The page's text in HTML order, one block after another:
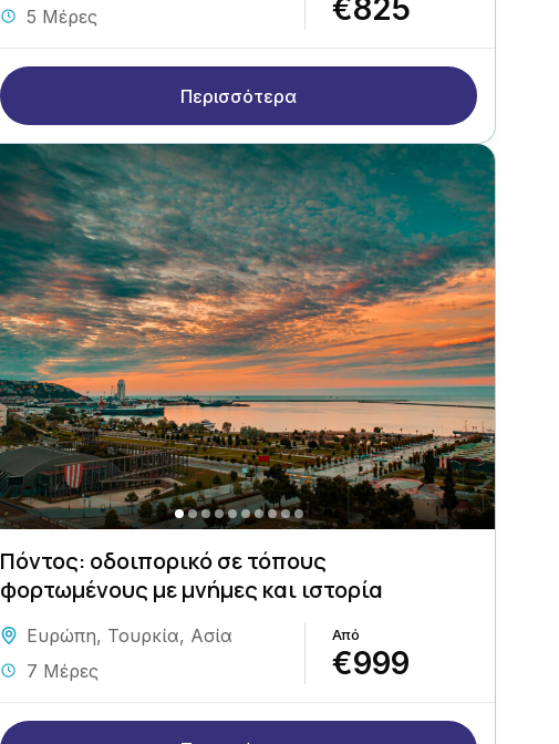
5 Μέρες
€825
Περισσότερα
Πόντος: οδοιπορικό σε τόπους
φορτωμένους με μνήμες και ιστορία
Ευρώπη, Τουρκία, Ασία
7 Μέρες
€999